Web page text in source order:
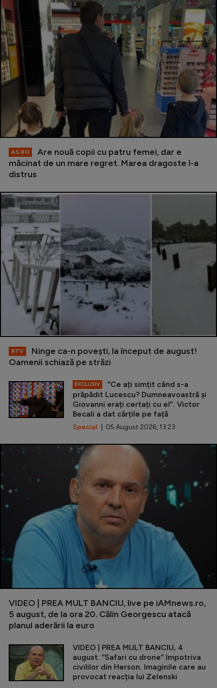
AS.RO
Are nouă copii cu patru femei, dar e
măcinat de un mare regret. Marea dragoste l-a
distrus
RTV
Ninge ca-n povești, la început de august!
Oamenii schiază pe străzi
EXCLUSIV
”Ce ați simțit când s-a
prăpădit Lucescu? Dumneavoastră și
Giovanni erați certați cu el”. Victor
Becali a dat cărțile pe față
Special | 05 August 2026, 13:23
VIDEO | PREA MULT BANCIU, live pe iAMnews.ro,
5 august, de la ora 20. Călin Georgescu atacă
planul aderării la euro
VIDEO | PREA MULT BANCIU, 4
august. ”Safari cu drone” împotriva
civililor din Herson. Imaginile care au
provocat reacția lui Zelenski